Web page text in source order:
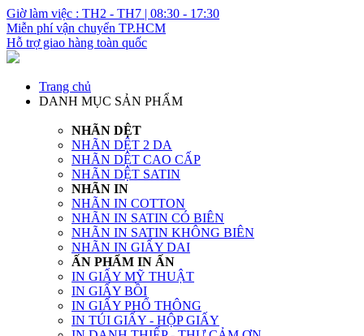
Giờ làm việc : TH2 - TH7 | 08:30 - 17:30
Miễn phí vận chuyển TP.HCM
Hỗ trợ giao hàng toàn quốc
Trang chủ
DANH MỤC SẢN PHẨM
NHÃN DỆT
NHÃN DỆT 2 DA
NHÃN DỆT CAO CẤP
NHÃN DỆT SATIN
NHÃN IN
NHÃN IN COTTON
NHÃN IN SATIN CÓ BIÊN
NHÃN IN SATIN KHÔNG BIÊN
NHÃN IN GIẤY DAI
ẤN PHẨM IN ẤN
IN GIẤY MỸ THUẬT
IN GIẤY BỒI
IN GIẤY PHỔ THÔNG
IN TÚI GIẤY - HỘP GIẤY